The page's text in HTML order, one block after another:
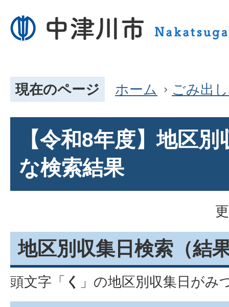
現在のページ ホーム ごみ出
【令和8年度】地区
な検索結果
地区別収集日検索 （結
頭文字「 く 」の地区別収集日がみ